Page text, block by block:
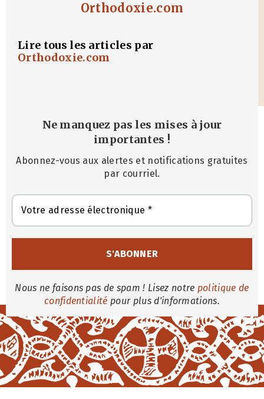
Orthodoxie.com
Lire tous les articles par
Orthodoxie.com
Ne manquez pas les mises à jour
importantes !
Abonnez-vous aux alertes et notifications gratuites
par courriel.
Nous ne faisons pas de spam ! Lisez notre politique de
confidentialité pour plus d'informations.